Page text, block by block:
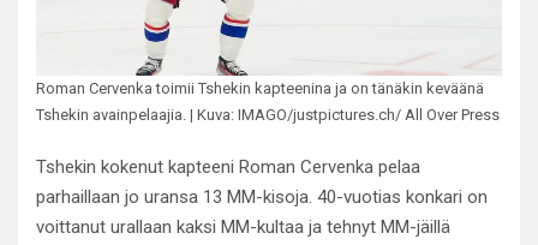
Roman Cervenka toimii Tshekin kapteenina ja on tänäkin keväänä
Tshekin avainpelaajia. | Kuva: IMAGO/justpictures.ch/ All Over Press
Tshekin kokenut kapteeni Roman Cervenka pelaa
parhaillaan jo uransa 13 MM-kisoja. 40-vuotias konkari on
voittanut urallaan kaksi MM-kultaa ja tehnyt MM-jäillä